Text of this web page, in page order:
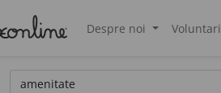
Despre noi Voluntari